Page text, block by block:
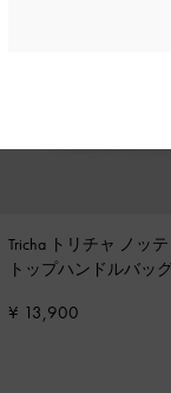
Tricha トリチャ ノッ
トップハンドルバッ
¥ 13,900